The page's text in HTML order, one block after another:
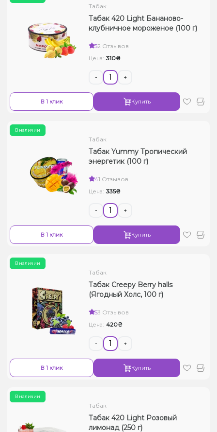
Табак
Табак 420 Light Бананово-
клубничное мороженое (100 г)
52 Отзывов
Цена: 310₴
- +
В 1 клик Купить
В наличии
Табак
Табак Yummy Тропический
энергетик (100 г)
41 Отзывов
Цена: 335₴
- +
В 1 клик Купить
В наличии
Табак
Табак Creepy Berry halls
(Ягодный Холс, 100 г)
53 Отзывов
Цена: 420₴
- +
В 1 клик Купить
В наличии
Табак
Табак 420 Light Розовый
лимонад (250 г)